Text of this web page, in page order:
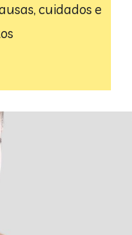
cuidados e